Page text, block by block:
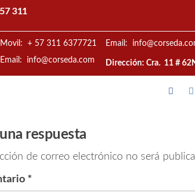
311
Movil: + 57 311 6377721
Email: info@corseda.com
Email:
Dirección: Cra. 11 #
respuesta
de correo electrónico no será
*